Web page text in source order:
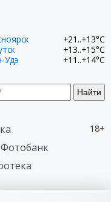
Найти
+21..+13°C
+13..+15°C
Удэ
+11..+14°C
18+
Фотобанк